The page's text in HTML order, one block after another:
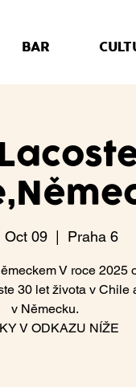
BAR
Oct 09 Praha 6
V roce 2025
30 let života v Chile
v Německu.
V ODKAZU NÍŽE